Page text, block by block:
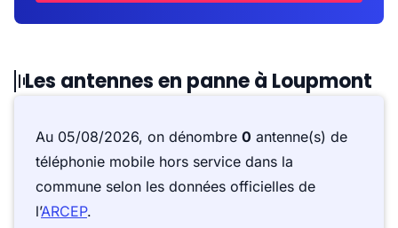
Les antennes en panne à Loupmont
Au 05/08/2026, on dénombre 0 antenne(s) de
téléphonie mobile hors service dans la
commune selon les données officielles de
l’ARCEP.